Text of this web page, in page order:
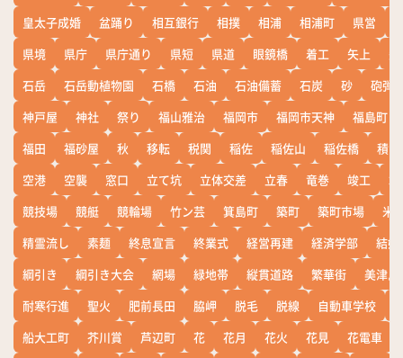
皇太子成婚
盆踊り 相互銀行 相撲 相浦 相浦町 県営
県境
県庁 県庁通り 県短 県道 眼鏡橋 着工 矢上
石岳
石岳動植物園 石橋 石油 石油備蓄 石炭 砂
砲弾
神戸屋
神社 祭り 福山雅治 福岡市 福岡市天神
福島町
福田
福砂屋 秋 移転 税関 稲佐 稲佐山 稲佐橋
積雪
空港
空襲 窓口 立て坑 立体交差 立春 竜巻 竣工
競技場
競艇 競輪場 竹ン芸 箕島町 築町 築町市場
米
精霊流し
素麺 終息宣言 終業式 経営再建 経済学部
結婚
綱引き
綱引き大会 網場 緑地帯 縦貫道路 繁華街
美津島
耐寒行進
聖火 肥前長田 脇岬 脱毛 脱線 自動車学校
船大工町
芥川賞 芦辺町 花 花月 花火 花見 花電車